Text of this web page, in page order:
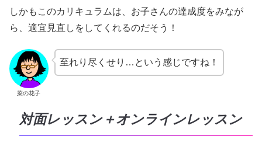
しかもこのカリキュラムは、お子さんの達成度をみなが
ら、適宜見直しをしてくれるのだそう！
菜の花子
至れり尽くせり…という感じですね！
対面レッスン＋オンラインレッスン